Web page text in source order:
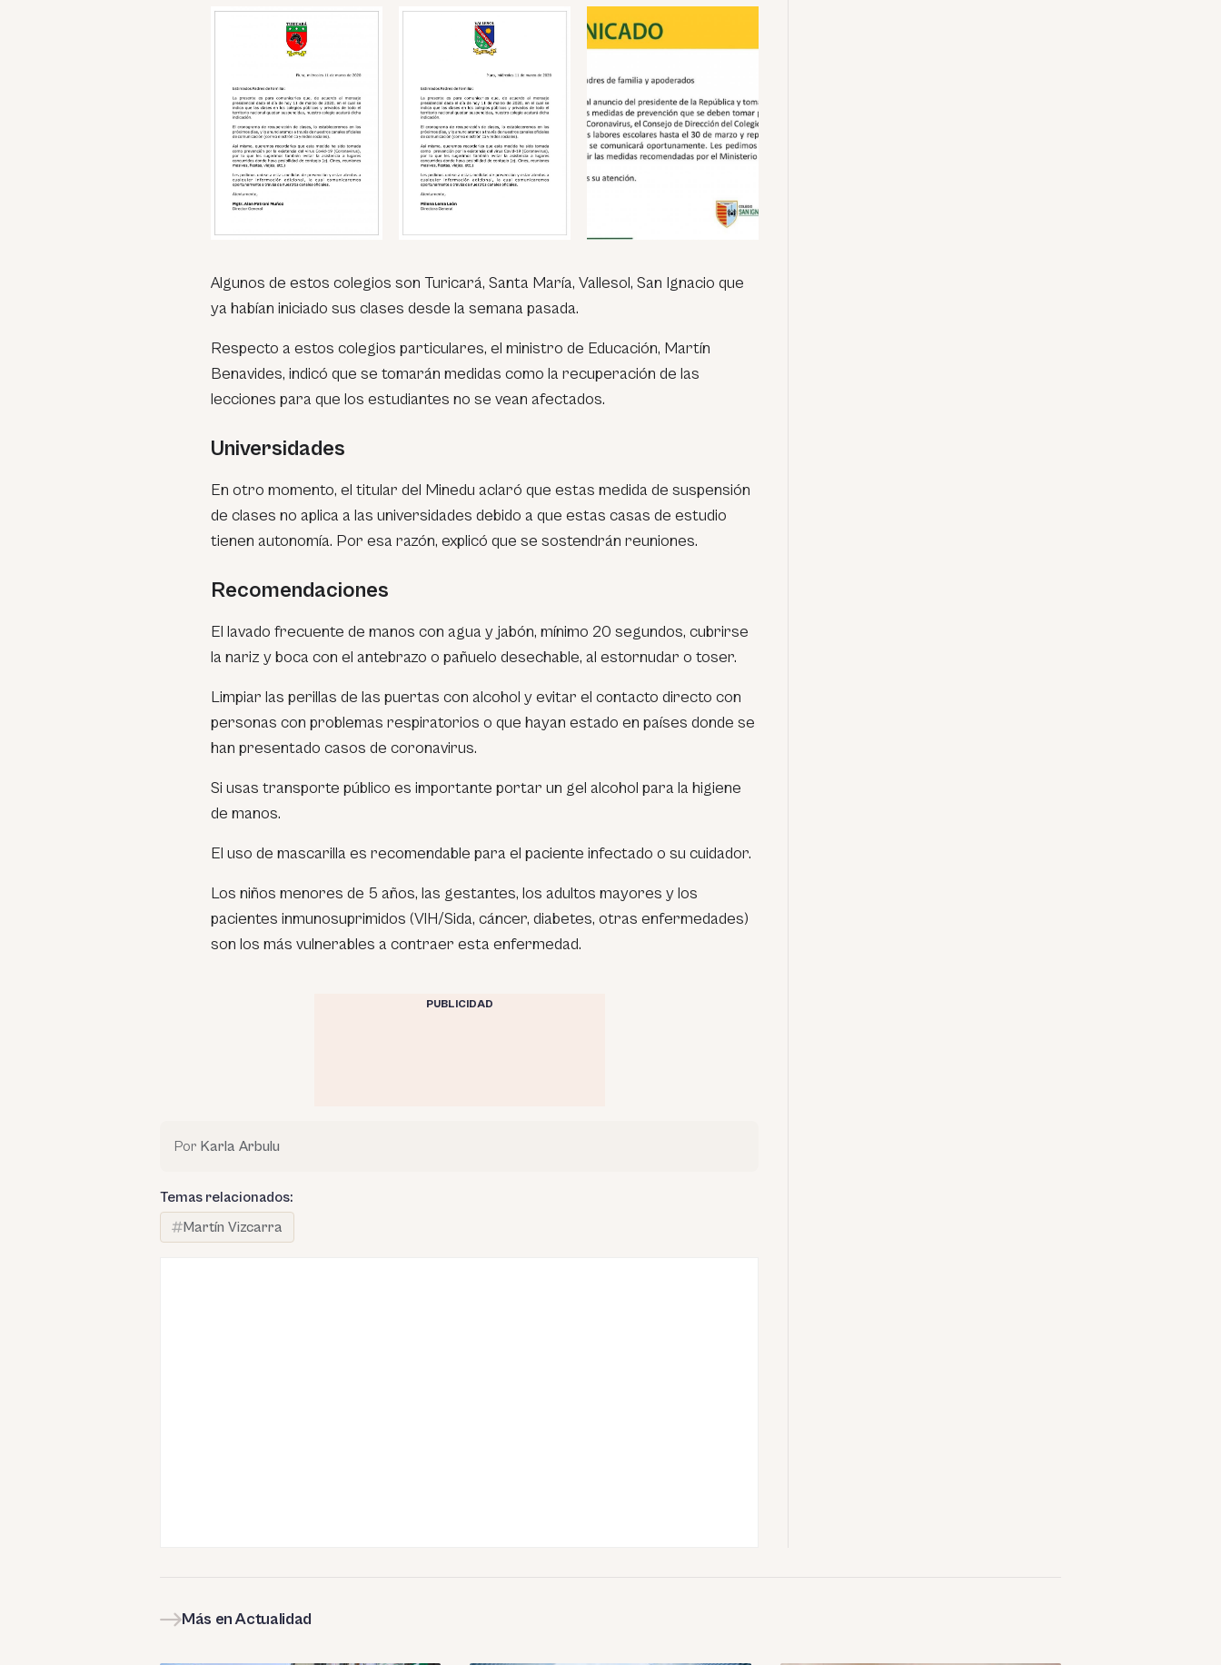
Algunos de estos colegios son Turicará, Santa María, Vallesol, San Ignacio que
ya habían iniciado sus clases desde la semana pasada.
Respecto a estos colegios particulares, el ministro de Educación, Martín
Benavides, indicó que se tomarán medidas como la recuperación de las
lecciones para que los estudiantes no se vean afectados.
Universidades
En otro momento, el titular del Minedu aclaró que estas medida de suspensión
de clases no aplica a las universidades debido a que estas casas de estudio
tienen autonomía. Por esa razón, explicó que se sostendrán reuniones.
Recomendaciones
El lavado frecuente de manos con agua y jabón, mínimo 20 segundos, cubrirse
la nariz y boca con el antebrazo o pañuelo desechable, al estornudar o toser.
Limpiar las perillas de las puertas con alcohol y evitar el contacto directo con
personas con problemas respiratorios o que hayan estado en países donde se
han presentado casos de coronavirus.
Si usas transporte público es importante portar un gel alcohol para la higiene
de manos.
El uso de mascarilla es recomendable para el paciente infectado o su cuidador.
Los niños menores de 5 años, las gestantes, los adultos mayores y los
pacientes inmunosuprimidos (VIH/Sida, cáncer, diabetes, otras enfermedades)
son los más vulnerables a contraer esta enfermedad.
PUBLICIDAD
Por Karla Arbulu
Temas relacionados:
Martín Vizcarra
Más en Actualidad